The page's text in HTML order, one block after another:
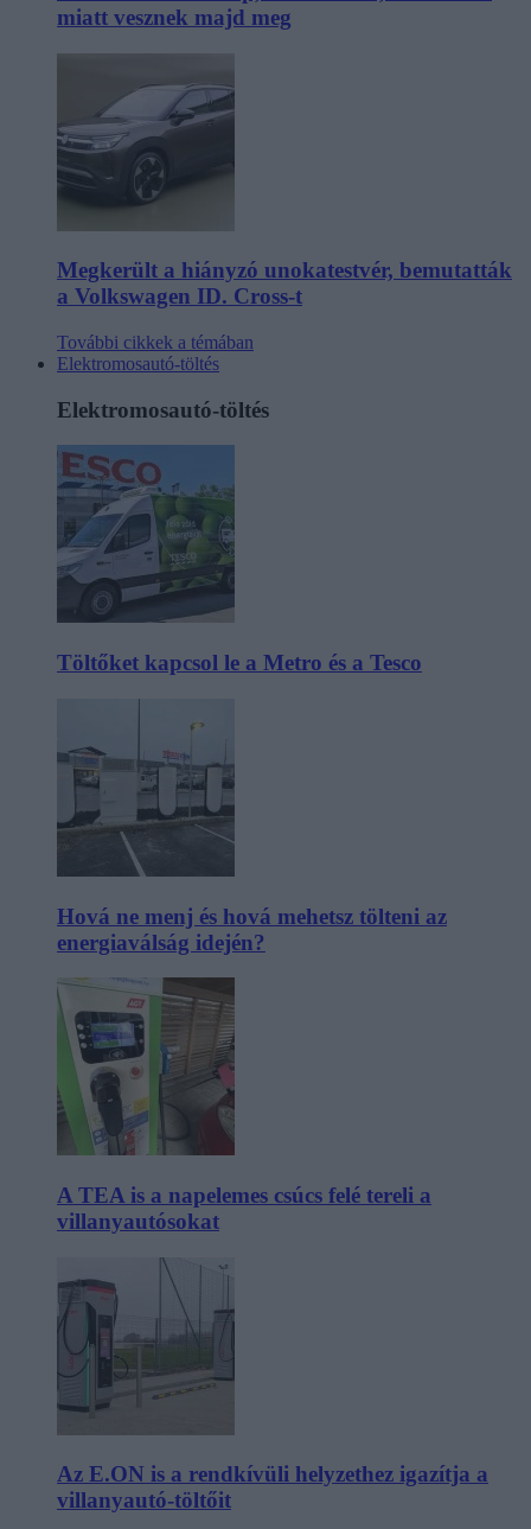
miatt vesznek majd meg
Megkerült a hiányzó unokatestvér, bemutatták
a Volkswagen ID. Cross-t
További cikkek a témában
Elektromosautó-töltés
Elektromosautó-töltés
Töltőket kapcsol le a Metro és a Tesco
Hová ne menj és hová mehetsz tölteni az
energiaválság idején?
A TEA is a napelemes csúcs felé tereli a
villanyautósokat
Az E.ON is a rendkívüli helyzethez igazítja a
villanyautó-töltőit